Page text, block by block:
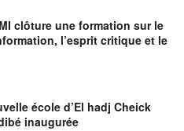
clôture une formation sur le
l’esprit critique et le
école d’El hadj Cheick
inaugurée